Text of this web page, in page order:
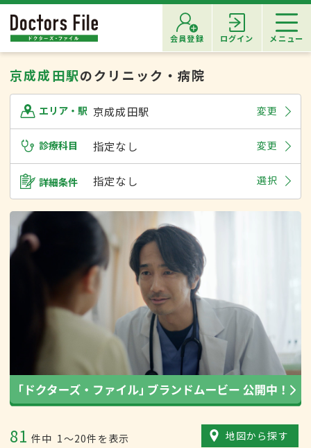
会員登録 ログイン メニュー
京成成田駅のクリニック・病院
エリア・駅 京成成田駅 変更
診療科目 指定なし 変更
詳細条件 指定なし 選択
81 件中 1〜20件を表示 地図から探す